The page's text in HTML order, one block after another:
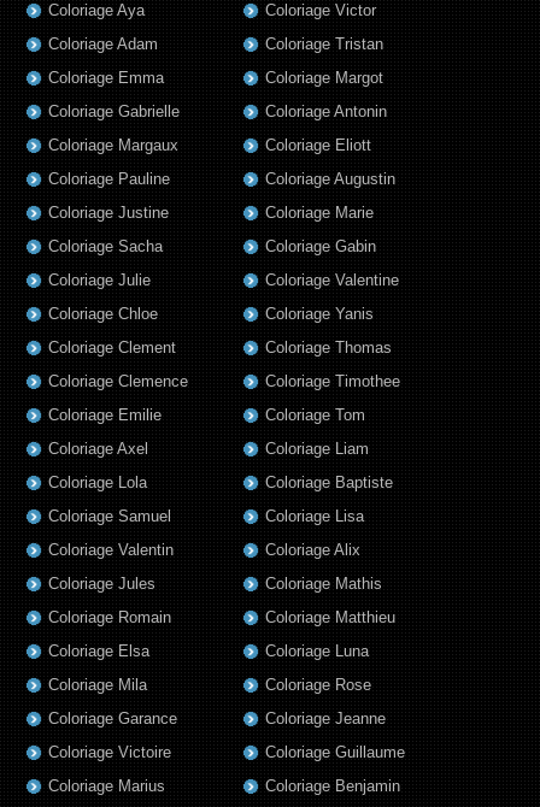
Coloriage Aya
Coloriage Adam
Coloriage Emma
Coloriage Gabrielle
Coloriage Victor
Coloriage Tristan
Coloriage Margot
Coloriage Antonin
Coloriage Margaux
Coloriage Pauline
Coloriage Justine
Coloriage Sacha
Coloriage Julie
Coloriage Chloe
Coloriage Clement
Coloriage Clemence
Coloriage Emilie
Coloriage Axel
Coloriage Lola
Coloriage Samuel
Coloriage Valentin
Coloriage Jules
Coloriage Romain
Coloriage Elsa
Coloriage Mila
Coloriage Garance
Coloriage Victoire
Coloriage Marius
Coloriage Eliott
Coloriage Augustin
Coloriage Marie
Coloriage Gabin
Coloriage Valentine
Coloriage Yanis
Coloriage Thomas
Coloriage Timothee
Coloriage Tom
Coloriage Liam
Coloriage Baptiste
Coloriage Lisa
Coloriage Alix
Coloriage Mathis
Coloriage Matthieu
Coloriage Luna
Coloriage Rose
Coloriage Jeanne
Coloriage Guillaume
Coloriage Benjamin